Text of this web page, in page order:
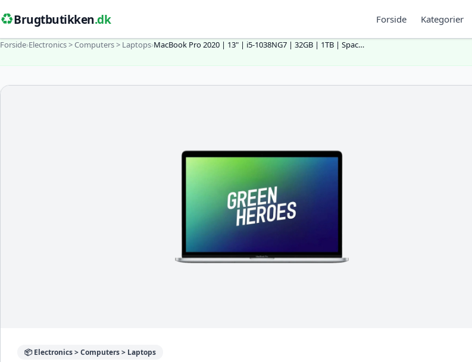
♻️Brugtbutikken.dk Forside Kategorier
Forside›Electronics > Computers > Laptops›MacBook Pro 2020 | 13" | i5-1038NG7 | 32GB | 1TB | Spac…
📦 Electronics > Computers > Laptops